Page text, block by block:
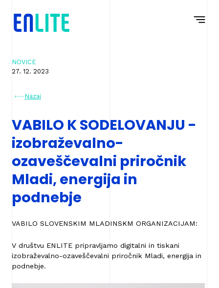
NOVICE
27. 12. 2023
Nazaj
VABILO K SODELOVANJU -
izobraževalno-
ozaveščevalni priročnik
Mladi, energija in
podnebje
VABILO SLOVENSKIM MLADINSKM ORGANIZACIJAM:
V društvu ENLITE pripravljamo digitalni in tiskani
izobraževalno-ozaveščevalni priročnik Mladi, energija in
podnebje.